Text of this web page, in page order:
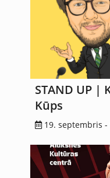
STAND UP |
Kūps
19. septembris -